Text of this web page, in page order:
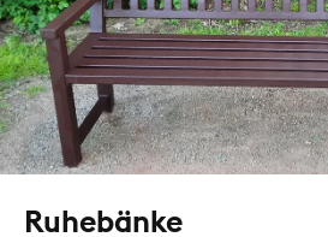
Ruhebänke